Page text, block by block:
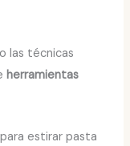
las técnicas
herramientas
estirar pasta